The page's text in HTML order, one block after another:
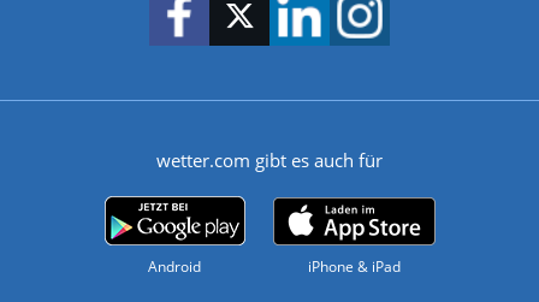
wetter.com gibt es auch für
Android iPhone & iPad